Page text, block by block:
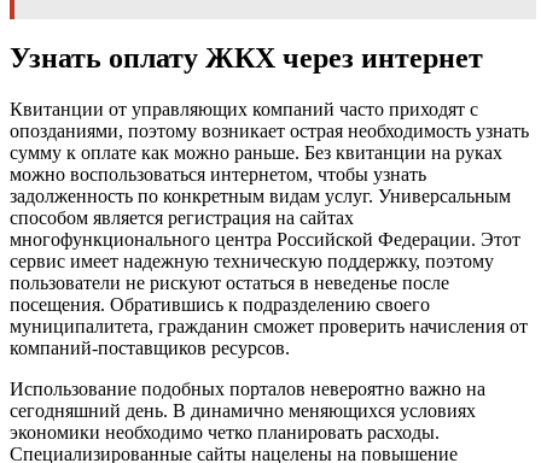
Узнать оплату ЖКХ через интернет
Квитанции от управляющих компаний часто приходят с
опозданиями, поэтому возникает острая необходимость узнать
сумму к оплате как можно раньше. Без квитанции на руках
можно воспользоваться интернетом, чтобы узнать
задолженность по конкретным видам услуг. Универсальным
способом является регистрация на сайтах
многофункционального центра Российской Федерации. Этот
сервис имеет надежную техническую поддержку, поэтому
пользователи не рискуют остаться в неведенье после
посещения. Обратившись к подразделению своего
муниципалитета, гражданин сможет проверить начисления от
компаний-поставщиков ресурсов.
Использование подобных порталов невероятно важно на
сегодняшний день. В динамично меняющихся условиях
экономики необходимо четко планировать расходы.
Специализированные сайты нацелены на повышение